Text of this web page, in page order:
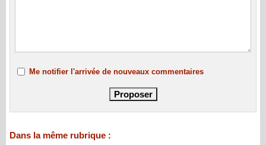
Me notifier l'arrivée de nouveaux commentaires
Dans la même rubrique :